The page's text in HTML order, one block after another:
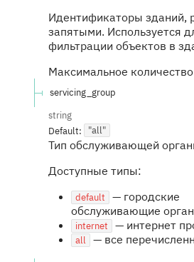
Идентификаторы зданий,
запятыми. Используется
фильтрации объектов в
Максимальное
servicing_group
string
Default:
"all"
Тип обслуживающей
Доступные типы:
default
— городские
обслуживающие
internet — интернет
all — все